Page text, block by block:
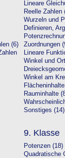
(6)
Lineare
Reelle Zahlen
Wurzeln und
Definieren,
Zuordnungen
Lineare
Winkel und
Winkel am
Rauminhalte
Sonstiges (14)
9. Klasse
Potenzen (18)
Quadratische